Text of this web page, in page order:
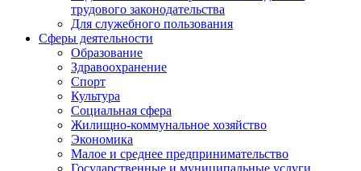
трудового законодательства
Для служебного пользования
Сферы деятельности
Образование
Здравоохранение
Спорт
Культура
Социальная сфера
Жилищно-коммунальное хозяйство
Экономика
Малое и среднее предпринимательство